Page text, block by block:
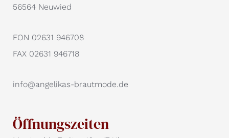
56564 Neuwied
FON 02631 946708
FAX 02631 946718
info@angelikas-brautmode.de
Öffnungszeiten